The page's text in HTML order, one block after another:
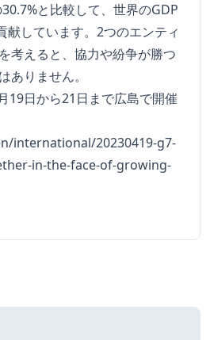
と比較して、世界のGDP
献しています。2つのエンティ
考えると、協力や紛争が勝つ
ありません。
19日から21日まで広島で開催
international/20230419-g7-
in-the-face-of-growing-